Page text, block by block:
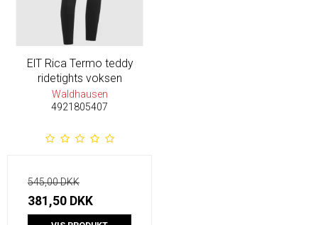
ElT Rica Termo teddy
ridetights voksen
Waldhausen
4921805407
545,00 DKK
381,50 DKK